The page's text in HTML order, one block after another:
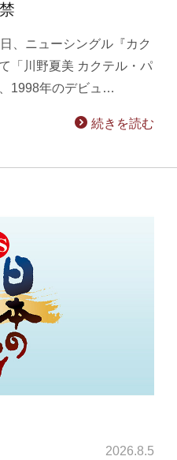
、ニューシングル『カク
「川野夏美 カクテル・パ
1998年のデビュ…
続きを読む
2026.8.5